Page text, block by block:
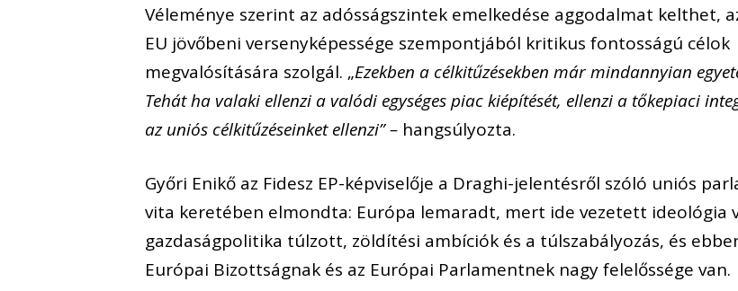
Véleménye szerint az adósságszintek emelkedése aggodalmat kelthet,
EU jövőbeni versenyképessége szempontjából kritikus fontosságú célok
megvalósítására szolgál. „Ezekben a célkitűzésekben már mindannyian
Tehát ha valaki ellenzi a valódi egységes piac kiépítését, ellenzi a tőkepiaci
az uniós célkitűzéseinket ellenzi” – hangsúlyozta.
Győri Enikő az Fidesz EP-képviselője a Draghi-jelentésről szóló uniós
vita keretében elmondta: Európa lemaradt, mert ide vezetett ideológia
gazdaságpolitika túlzott, zöldítési ambíciók és a túlszabályozás, és
Európai Bizottságnak és az Európai Parlamentnek nagy felelőssége van.